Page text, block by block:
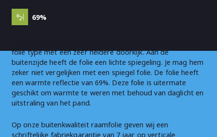
69%
folie type met een zeer heldere doorkijk. Aan de
buitenzijde heeft de folie een lichte spiegeling. Je mag hem
zeker niet vergelijken met een spiegel folie. De folie heeft
een warmte reflectie van 69%. Deze folie is uitermate
geschikt om warmte te weren met behoud van daglicht en
uitstraling van het pand.
Op onze buitenkwaliteit raamfolie geven wij een
schriftelijke fabriekgarantie van 7 jaar op verticale